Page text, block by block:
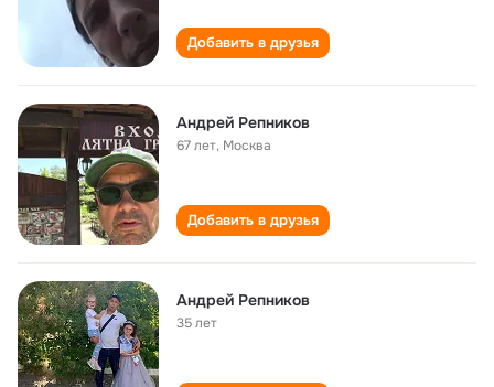
Добавить в друзья
Андрей Репников
67 лет, Москва
Добавить в друзья
Андрей Репников
35 лет